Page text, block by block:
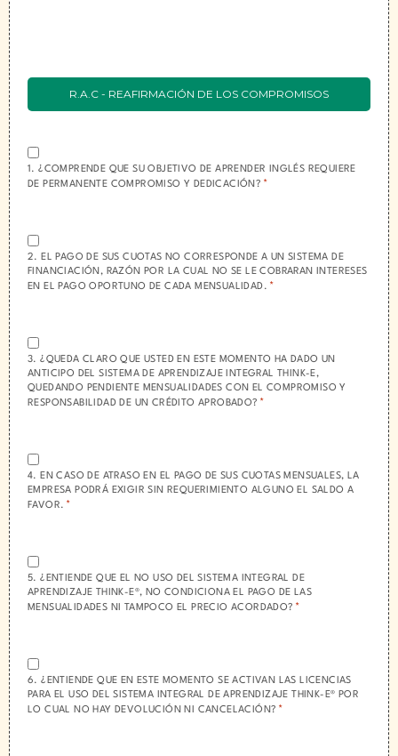
R.A.C - REAFIRMACIÓN DE LOS COMPROMISOS
ACEPTACIÓN:
*
1. ¿COMPRENDE QUE SU OBJETIVO DE APRENDER INGLÉS REQUIERE
DE PERMANENTE COMPROMISO Y DEDICACIÓN? *
ACEPTACIÓN:
*
2. EL PAGO DE SUS CUOTAS NO CORRESPONDE A UN SISTEMA DE
FINANCIACIÓN, RAZÓN POR LA CUAL NO SE LE COBRARAN INTERESES
EN EL PAGO OPORTUNO DE CADA MENSUALIDAD. *
ACEPTACIÓN:
*
3. ¿QUEDA CLARO QUE USTED EN ESTE MOMENTO HA DADO UN
ANTICIPO DEL SISTEMA DE APRENDIZAJE INTEGRAL THINK-E,
QUEDANDO PENDIENTE MENSUALIDADES CON EL COMPROMISO Y
RESPONSABILIDAD DE UN CRÉDITO APROBADO? *
ACEPTACIÓN:
*
4. EN CASO DE ATRASO EN EL PAGO DE SUS CUOTAS MENSUALES, LA
EMPRESA PODRÁ EXIGIR SIN REQUERIMIENTO ALGUNO EL SALDO A
FAVOR. *
ACEPTACIÓN:
*
5. ¿ENTIENDE QUE EL NO USO DEL SISTEMA INTEGRAL DE
APRENDIZAJE THINK-E®, NO CONDICIONA EL PAGO DE LAS
MENSUALIDADES NI TAMPOCO EL PRECIO ACORDADO? *
ACEPTACIÓN:
*
6. ¿ENTIENDE QUE EN ESTE MOMENTO SE ACTIVAN LAS LICENCIAS
PARA EL USO DEL SISTEMA INTEGRAL DE APRENDIZAJE THINK-E® POR
LO CUAL NO HAY DEVOLUCIÓN NI CANCELACIÓN? *